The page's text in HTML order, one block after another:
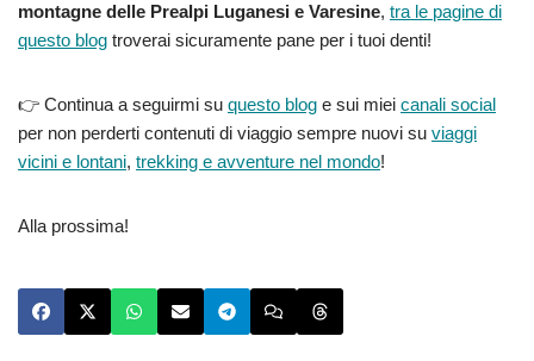
montagne delle Prealpi Luganesi e Varesine, tra le pagine di
questo blog troverai sicuramente pane per i tuoi denti!
👉 Continua a seguirmi su questo blog e sui miei canali social
per non perderti contenuti di viaggio sempre nuovi su viaggi
vicini e lontani, trekking e avventure nel mondo!
Alla prossima!